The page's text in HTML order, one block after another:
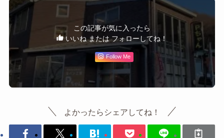
この記事が気に入ったら
いいね または フォローしてね！
Follow Me
よかったらシェアしてね！